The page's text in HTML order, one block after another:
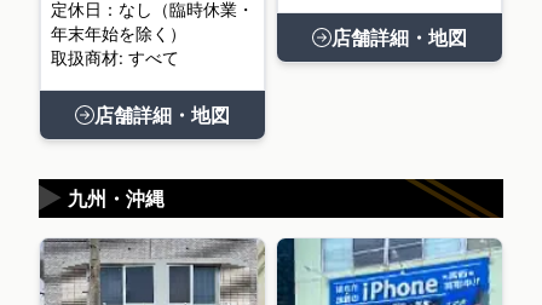
定休日：なし（臨時休業・
年末年始を除く）
取扱商材: すべて
店舗詳細・地図
店舗詳細・地図
九州・沖縄
▶